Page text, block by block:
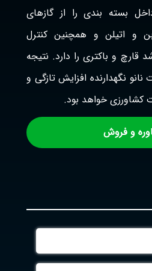
بسته بندی را از گازهای
و اتیلن و همچنین کنترل
قارچ و باکتری را دارد. نتیجه
نگهدارنده افزایش تازگی و
کشاورزی خواهد بود.
و فروش